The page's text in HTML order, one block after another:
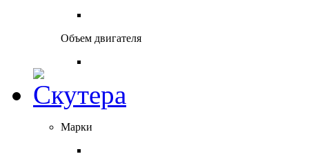
Объем двигателя
Марки